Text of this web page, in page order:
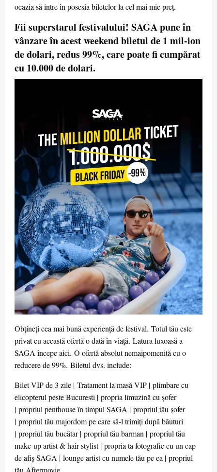
ocazia să intre în posesia biletelor la cel mai mic preț.
Fii superstarul festivalului! SAGA pune în
vânzare în acest weekend biletul de 1 mil-ion
de dolari, redus 99%, care poate fi cumpărat
cu 10.000 de dolari.
Obțineți cea mai bună experiență de festival. Totul tău este
privat cu această ofertă o dată în viață. Latura luxoasă a
SAGA începe aici. O ofertă absolut nemaipomenită cu o
reducere de 99%. Biletul dvs. include:
Bilet VIP de 3 zile | Tratament la masă VIP | plimbare cu
elicopterul peste Bucuresti | propria limuzină cu șofer
| propriul penthouse în timpul SAGA | propriul tău șofer
| propriul tău majordom pe care să-l trimiți după băuturi
| propriul tău bucătar | propriul tău barman | propriul tău
make-up artist & hair stylist | propria ta fotografie cu un cap
de afiș SAGA | lounge artist cu numele tău pe ea | propriul
tău Aftermovie.